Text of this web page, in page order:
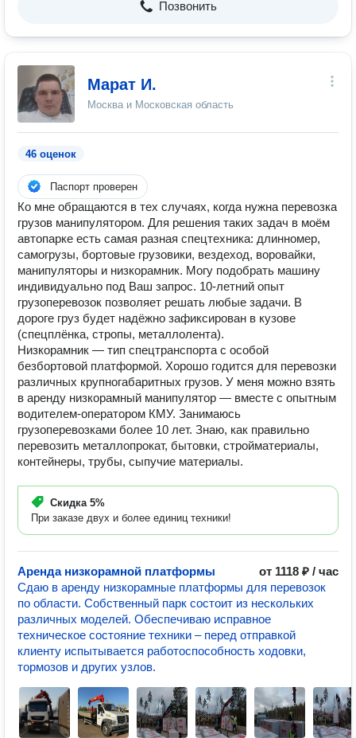
Позвонить
Марат И.
Москва и Московская область
46 оценок
Паспорт проверен
Ко мне обращаются в тех случаях, когда нужна перевозка
грузов манипулятором. Для решения таких задач в моём
автопарке есть самая разная спецтехника: длинномер,
самогрузы, бортовые грузовики, вездеход, воровайки,
манипуляторы и низкорамник. Могу подобрать машину
индивидуально под Ваш запрос. 10-летний опыт
грузоперевозок позволяет решать любые задачи. В
дороге груз будет надёжно зафиксирован в кузове
(спецплёнка, стропы, металлолента).
Низкорамник — тип спецтранспорта с особой
безбортовой платформой. Хорошо годится для перевозки
различных крупногабаритных грузов. У меня можно взять
в аренду низкорамный манипулятор — вместе с опытным
водителем-оператором КМУ. Занимаюсь
грузоперевозками более 10 лет. Знаю, как правильно
перевозить металлопрокат, бытовки, стройматериалы,
контейнеры, трубы, сыпучие материалы.
Скидка 5%
При заказе двух и более единиц техники!
Аренда низкорамной платформы
от 1118 ₽ / час
Сдаю в аренду низкорамные платформы для перевозок
по области. Собственный парк состоит из нескольких
различных моделей. Обеспечиваю исправное
техническое состояние техники – перед отправкой
клиенту испытывается работоспособность ходовки,
тормозов и других узлов.